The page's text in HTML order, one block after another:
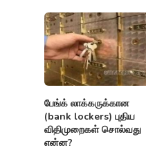
பேங்க் லாக்கருக்கான
(bank lockers) புதிய
விதிமுறைகள் சொல்வது
என்ன?